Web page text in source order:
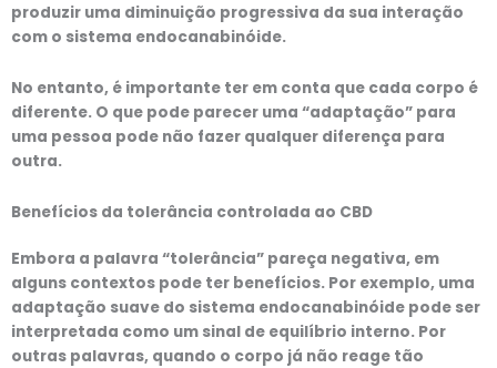
produzir uma diminuição progressiva da sua interação
com o sistema endocanabinóide.
No entanto, é importante ter em conta que cada corpo é
diferente. O que pode parecer uma “adaptação” para
uma pessoa pode não fazer qualquer diferença para
outra.
Benefícios da tolerância controlada ao CBD
Embora a palavra “tolerância” pareça negativa, em
alguns contextos pode ter benefícios. Por exemplo, uma
adaptação suave do sistema endocanabinóide pode ser
interpretada como um sinal de equilíbrio interno. Por
outras palavras, quando o corpo já não reage tão